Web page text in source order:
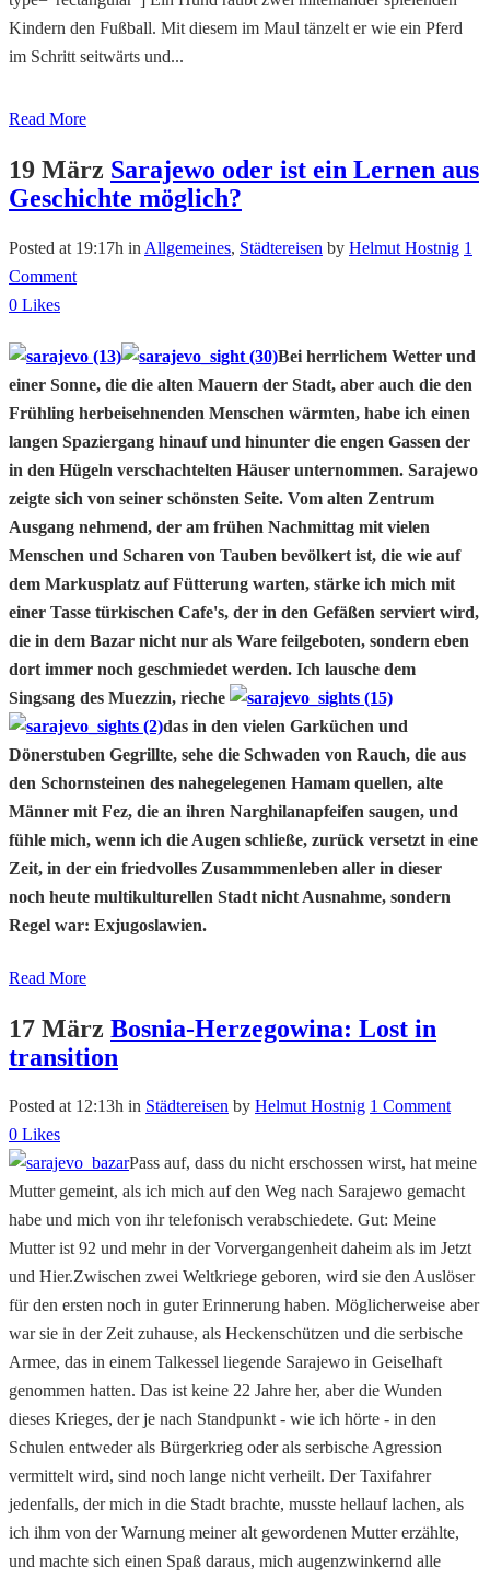
Kindern den Fußball. Mit diesem im Maul tänzelt er wie ein Pferd
im Schritt seitwärts und...
Read More
19 März Sarajewo oder ist ein Lernen aus
Geschichte möglich?
Posted at 19:17h in Allgemeines, Städtereisen by Helmut Hostnig 1
Comment
0 Likes
Bei herrlichem Wetter und
einer Sonne, die die alten Mauern der Stadt, aber auch die den
Frühling herbeisehnenden Menschen wärmten, habe ich einen
langen Spaziergang hinauf und hinunter die engen Gassen der
in den Hügeln verschachtelten Häuser unternommen. Sarajewo
zeigte sich von seiner schönsten Seite. Vom alten Zentrum
Ausgang nehmend, der am frühen Nachmittag mit vielen
Menschen und Scharen von Tauben bevölkert ist, die wie auf
dem Markusplatz auf Fütterung warten, stärke ich mich mit
einer Tasse türkischen Cafe's, der in den Gefäßen serviert wird,
die in dem Bazar nicht nur als Ware feilgeboten, sondern eben
dort immer noch geschmiedet werden. Ich lausche dem
Singsang des Muezzin, rieche
das in den vielen Garküchen und
Dönerstuben Gegrillte, sehe die Schwaden von Rauch, die aus
den Schornsteinen des nahegelegenen Hamam quellen, alte
Männer mit Fez, die an ihren Narghilanapfeifen saugen, und
fühle mich, wenn ich die Augen schließe, zurück versetzt in eine
Zeit, in der ein friedvolles Zusammmenleben aller in dieser
noch heute multikulturellen Stadt nicht Ausnahme, sondern
Regel war: Exjugoslawien.
Read More
17 März Bosnia-Herzegowina: Lost in
transition
Posted at 12:13h in Städtereisen by Helmut Hostnig 1 Comment
0 Likes
Pass auf, dass du nicht erschossen wirst, hat meine
Mutter gemeint, als ich mich auf den Weg nach Sarajewo gemacht
habe und mich von ihr telefonisch verabschiedete. Gut: Meine
Mutter ist 92 und mehr in der Vorvergangenheit daheim als im Jetzt
und Hier.Zwischen zwei Weltkriege geboren, wird sie den Auslöser
für den ersten noch in guter Erinnerung haben. Möglicherweise aber
war sie in der Zeit zuhause, als Heckenschützen und die serbische
Armee, das in einem Talkessel liegende Sarajewo in Geiselhaft
genommen hatten. Das ist keine 22 Jahre her, aber die Wunden
dieses Krieges, der je nach Standpunkt - wie ich hörte - in den
Schulen entweder als Bürgerkrieg oder als serbische Agression
vermittelt wird, sind noch lange nicht verheilt. Der Taxifahrer
jedenfalls, der mich in die Stadt brachte, musste hellauf lachen, als
ich ihm von der Warnung meiner alt gewordenen Mutter erzählte,
und machte sich einen Spaß daraus, mich augenzwinkernd alle